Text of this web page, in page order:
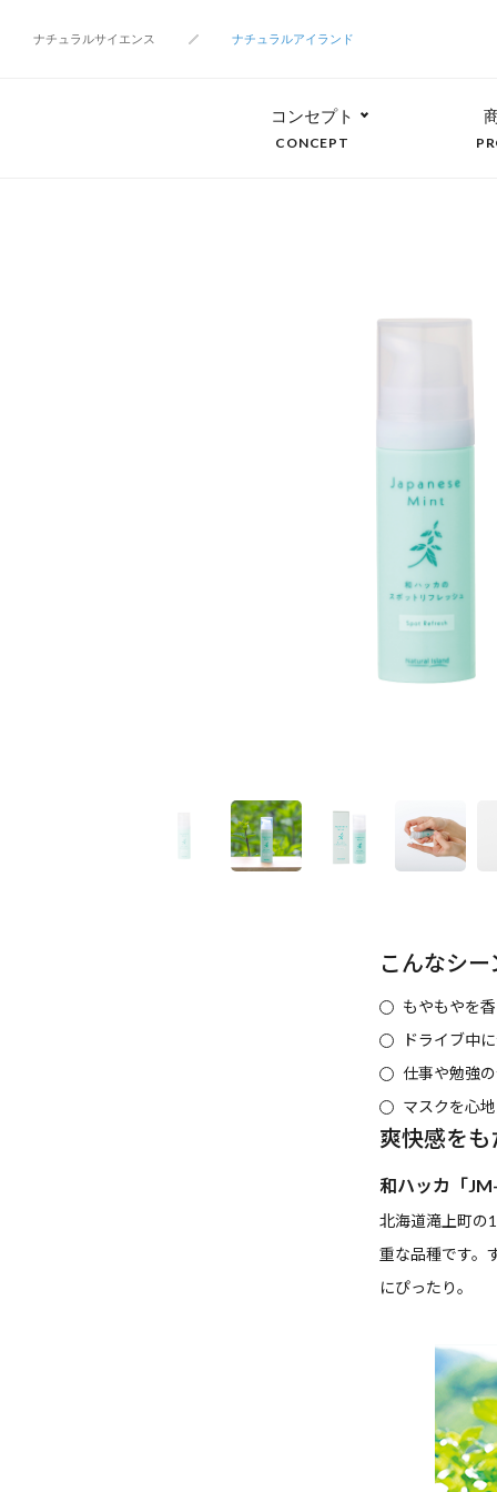
ナチュラルサイエンス ナチュラルアイランド
コンセプト
CONCEPT
こんなシ
もやもやを
ドライブ中
仕事や勉強
マスクを心
爽快感を
和ハッカ「
北海道滝上町の
重な品種です。
にぴったり。